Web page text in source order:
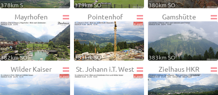
378km S 379km SO 380km SO
Mayrhofen
382km SO
Pointenhof
383km SO
Gamshütte
383km SO
Wilder Kaiser St. Johann i.T. West Zielhaus HKR